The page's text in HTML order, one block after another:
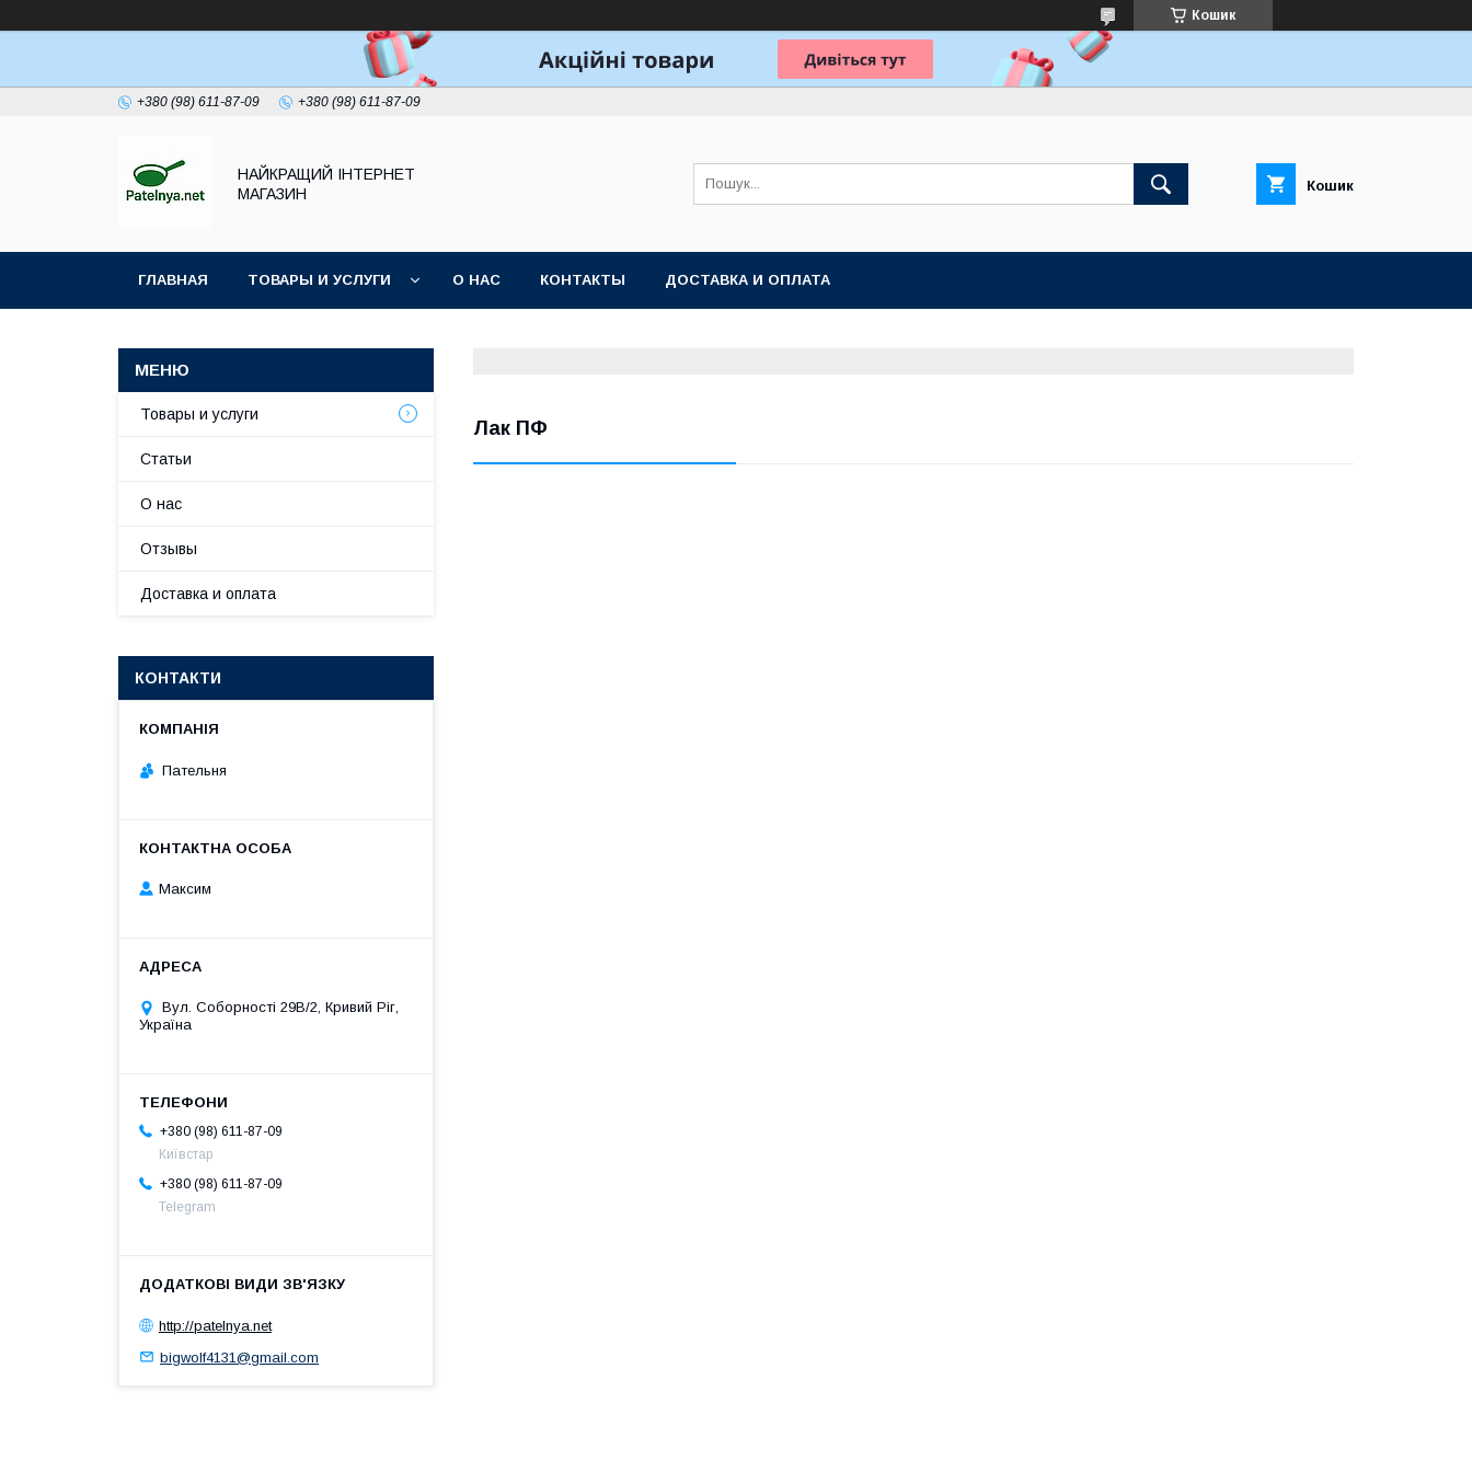
Кошик
+380 (98) 611-87-09 +380 (98) 611-87-09
НАЙКРАЩИЙ ІНТЕРНЕТ
МАГАЗИН
Кошик
ГЛАВНАЯ ТОВАРЫ И УСЛУГИ О НАС КОНТАКТЫ ДОСТАВКА И ОПЛАТА
Лак ПФ
Товары и услуги
Статьи
О нас
Отзывы
Доставка и оплата
КОНТАКТИ
Пательня
Максим
Вул. Соборності 29В/2, Кривий Ріг,
Україна
+380 (98) 611-87-09
Київстар
+380 (98) 611-87-09
Telegram
http://patelnya.net
bigwolf4131@gmail.com